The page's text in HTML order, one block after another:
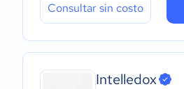
Consultar sin costo
Intelledox